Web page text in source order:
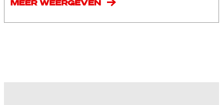
MEER WEERGEVEN